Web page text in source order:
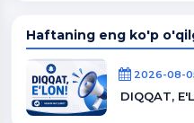
Haftaning eng ko'p
2026-08-
DIQQAT,